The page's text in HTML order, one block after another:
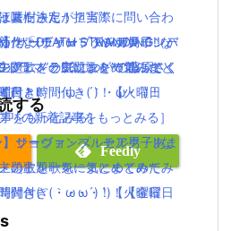
嘘だった！？実際に問い合わ
たよ(｀・ω・´)wwww
ラマ”ラブソング”の藤原さく
声！！
をもっとみる］
夏樹さんが担当！
作「DEATH STRANDING（デ
グ）」とE3について語ってく
リの新着記事をもっとみる］
スト決定！
サーヴァンプ・チア男子!!な
題歌を一気にまとめてみた
付き(｀・ω・´)！【火曜日
】ジョジョ・べルセルク・あま
の主題歌を一気にまとめてみ
間付き(｀・ω・´)！【金曜日
バッテリー・ダンガンロンパ
アニメの主題歌を一気にまと
日と時間付き(｀・ω・´)！
】サーヴァンプ・チア男子!!な
題歌を一気にまとめてみた
付き(｀・ω・´)！【火曜日
する
Feedly